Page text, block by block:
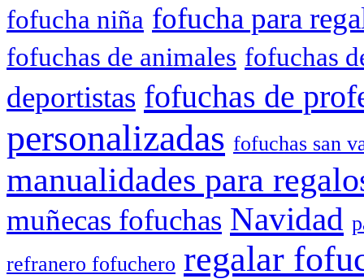
fofucha niña fofucha para
fofuchas de animales fofuchas
deportistas fofuchas de
personalizadas fofuchas san
manualidades para
muñecas fofuchas Navidad
refranero fofuchero regalar